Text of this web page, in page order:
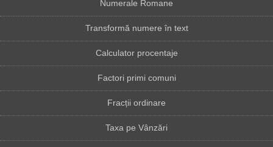
Numerale Romane
Transformă numere în text
Calculator procentaje
Factori primi comuni
Fracții ordinare
Taxa pe Vânzări